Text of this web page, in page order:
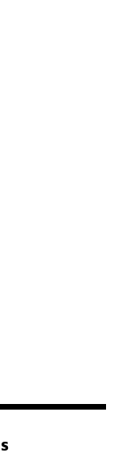
อย่างมีนัย
นต้องมีการ